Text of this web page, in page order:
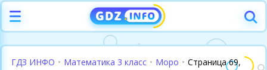
ГДЗ ИНФО • Математика 3 класс • Моро • Страница 69,